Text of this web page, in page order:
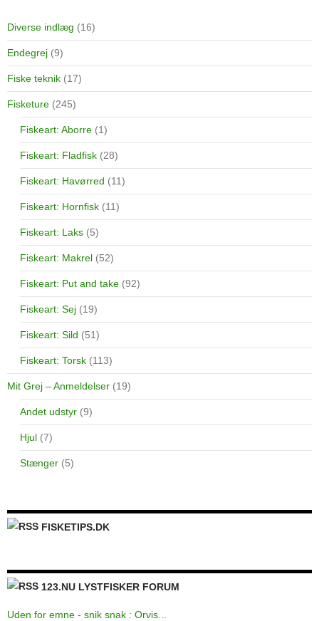
Diverse indlæg (16)
Endegrej (9)
Fiske teknik (17)
Fisketure (245)
Fiskeart: Aborre (1)
Fiskeart: Fladfisk (28)
Fiskeart: Havørred (11)
Fiskeart: Hornfisk (11)
Fiskeart: Laks (5)
Fiskeart: Makrel (52)
Fiskeart: Put and take (92)
Fiskeart: Sej (19)
Fiskeart: Sild (51)
Fiskeart: Torsk (113)
Mit Grej – Anmeldelser (19)
Andet udstyr (9)
Hjul (7)
Stænger (5)
FISKETIPS.DK
123.NU LYSTFISKER FORUM
Uden for emne - snik snak : Orvis...